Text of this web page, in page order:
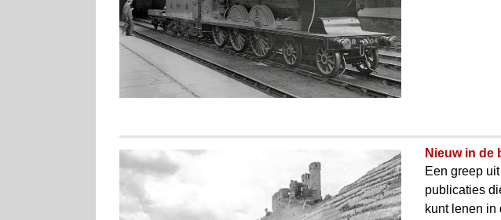
Nieuw in de
Een greep
publicaties
kunt lenen in